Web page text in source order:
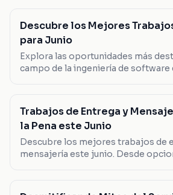
Descubre los Mejores
para Junio
Explora las oportunidades más
campo de la ingeniería de software
Trabajos de Entrega y
la Pena este Junio
Descubre los mejores trabajos de
mensajería este junio. Desde